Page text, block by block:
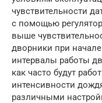
чувствительности
с помощью
выше
дворники при
интервалы работы
как часто будут
интенсивности
различными